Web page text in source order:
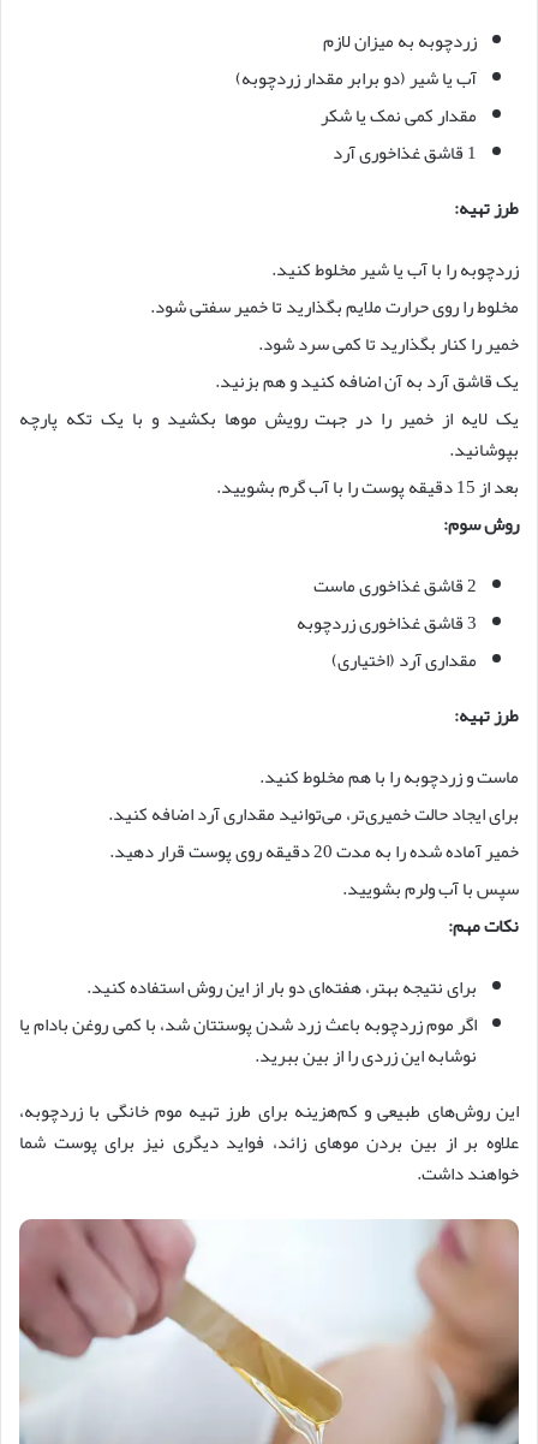
زردچوبه به میزان لازم
آب یا شیر (دو برابر مقدار زردچوبه)
مقدار کمی نمک یا شکر
1 قاشق غذاخوری آرد
طرز تهیه:
زردچوبه را با آب یا شیر مخلوط کنید.
مخلوط را روی حرارت ملایم بگذارید تا خمیر سفتی شود.
خمیر را کنار بگذارید تا کمی سرد شود.
یک قاشق آرد به آن اضافه کنید و هم بزنید.
یک لایه از خمیر را در جهت رویش موها بکشید و با یک تکه پارچه
بپوشانید.
بعد از 15 دقیقه پوست را با آب گرم بشویید.
روش سوم:
2 قاشق غذاخوری ماست
3 قاشق غذاخوری زردچوبه
مقداری آرد (اختیاری)
طرز تهیه:
ماست و زردچوبه را با هم مخلوط کنید.
برای ایجاد حالت خمیری‌تر، می‌توانید مقداری آرد اضافه کنید.
خمیر آماده شده را به مدت 20 دقیقه روی پوست قرار دهید.
سپس با آب ولرم بشویید.
نکات مهم:
برای نتیجه بهتر، هفته‌ای دو بار از این روش استفاده کنید.
اگر موم زردچوبه باعث زرد شدن پوستتان شد، با کمی روغن بادام یا
نوشابه این زردی را از بین ببرید.
این روش‌های طبیعی و کم‌هزینه برای طرز تهیه موم خانگی با زردچوبه،
علاوه بر از بین بردن موهای زائد، فواید دیگری نیز برای پوست شما
خواهند داشت.